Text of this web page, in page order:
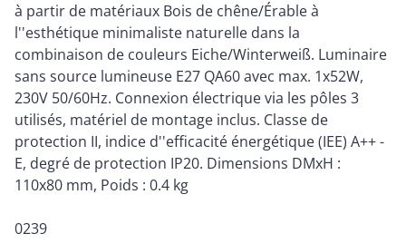
à partir de matériaux Bois de chêne/Érable à
l''esthétique minimaliste naturelle dans la
combinaison de couleurs Eiche/Winterweiß. Luminaire
sans source lumineuse E27 QA60 avec max. 1x52W,
230V 50/60Hz. Connexion électrique via les pôles 3
utilisés, matériel de montage inclus. Classe de
protection II, indice d''efficacité énergétique (IEE) A++ -
E, degré de protection IP20. Dimensions DMxH :
110x80 mm, Poids : 0.4 kg
0239